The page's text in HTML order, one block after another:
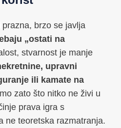
brzo se javlja
„ostati na
stvarnost je manje
upravni
ili kamate na
zato što nitko ne živi u
prava igra s
ne teoretska razmatranja.